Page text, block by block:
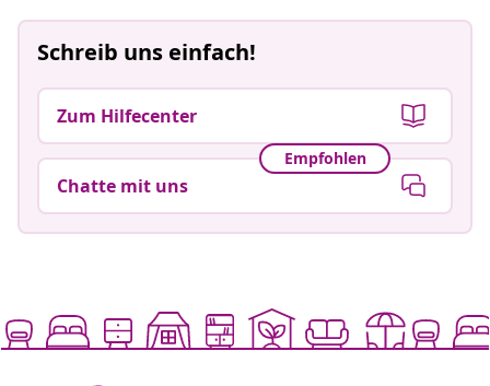
Schreib uns einfach!
Zum Hilfecenter
Empfohlen
Chatte mit uns